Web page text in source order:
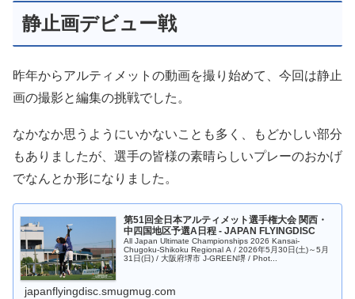
静止画デビュー戦
昨年からアルティメットの動画を撮り始めて、今回は静止
画の撮影と編集の挑戦でした。
なかなか思うようにいかないことも多く、もどかしい部分
もありましたが、選手の皆様の素晴らしいプレーのおかげ
でなんとか形になりました。
第51回全日本アルティメット選手権大会 関西・
中四国地区予選A日程 - JAPAN FLYINGDISC
All Japan Ultimate Championships 2026 Kansai-
Chugoku-Shikoku Regional A / 2026年5月30日(土)～5月
31日(日) / 大阪府堺市 J-GREEN堺 / Phot...
japanflyingdisc.smugmug.com